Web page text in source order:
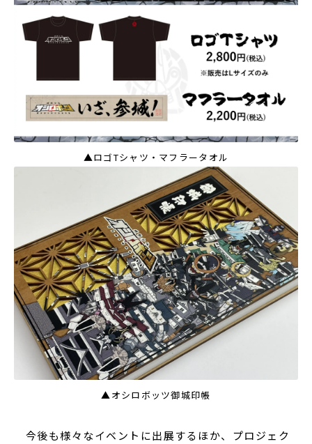
▲ロゴTシャツ・マフラータオル
▲オシロボッツ御城印帳
今後も様々なイベントに出展するほか、プロジェク